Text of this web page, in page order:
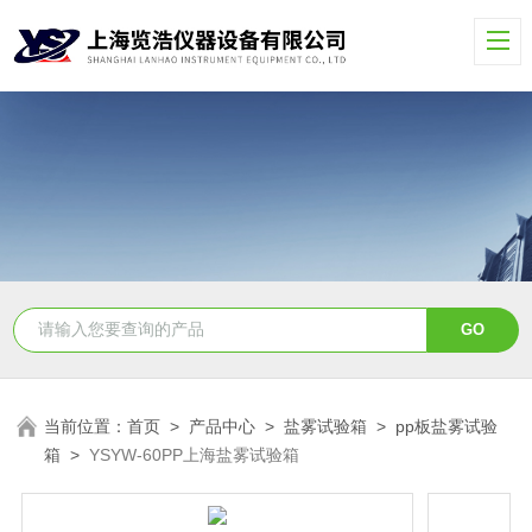
当前位置：首页 > 产品中心 >盐雾试验箱 > pp板盐雾试验
箱 >YSYW-60PP上海盐雾试验箱